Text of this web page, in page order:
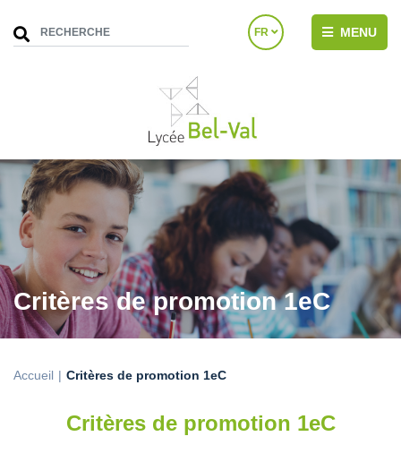
FR MENU
Critères de promotion 1eC
Accueil Critères de promotion 1eC
Critères de promotion 1eC